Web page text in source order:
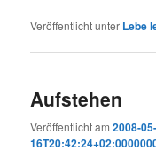
Veröffentlicht unter Lebe
Aufstehen
Veröffentlicht am2008-05-